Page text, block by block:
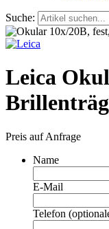
Suche:
Leica
Preis auf Anfrage
Name
E-Mail
Telefon